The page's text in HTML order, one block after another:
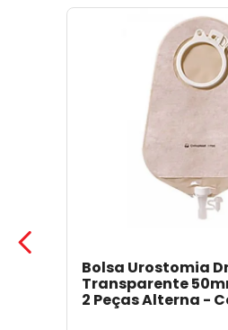
Bolsa Urostomia
Transparente
2 Peças Alterna -